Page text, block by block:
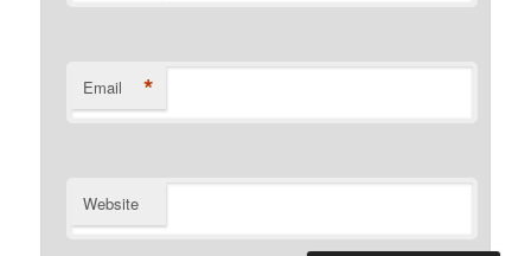
Email *
Website